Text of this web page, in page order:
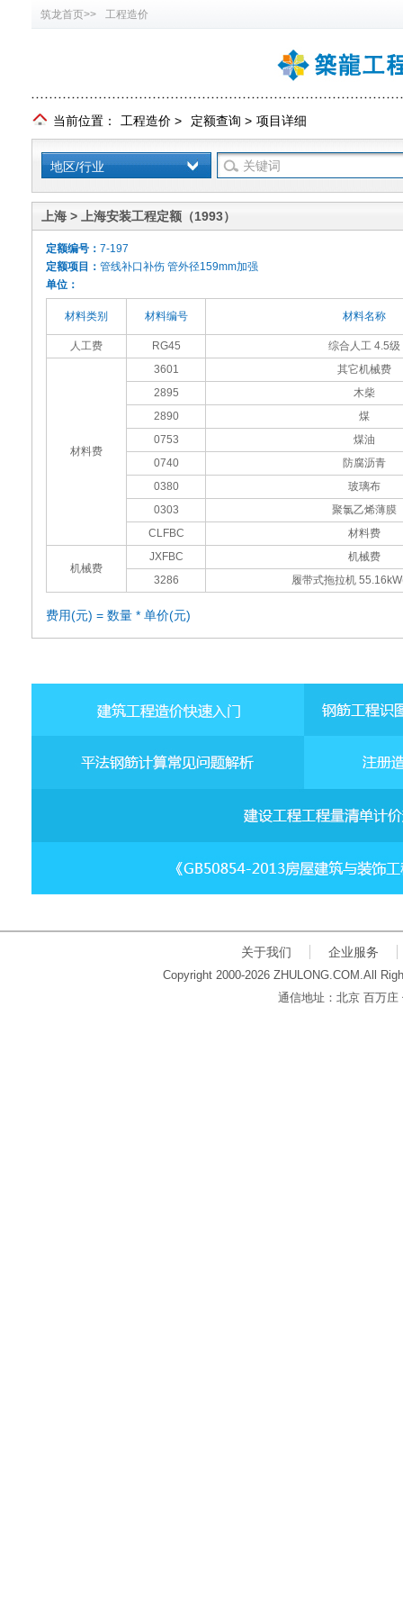
筑龙首页>> 工程造价
当前位置： 工程造价 > 定额查询 > 项目详细
地区/行业
上海 > 上海安装工程定额（1993）
定额编号： 7-197
定额项目： 管线补口补伤 管外径159mm加强
单位：
材料类别 材料编号 材料名称
人工费 RG45 综合人工 4.5级
材料费
3601
其它机械费
2895
木柴
2890
煤
0753
煤油
0740
防腐沥青
0380
玻璃布
0303
聚氯乙烯薄膜
CLFBC
材料费
机械费
JXFBC
机械费
3286
履带式拖拉机
费用(元) = 数量 * 单价(元)
关于我们 企业服务
Copyright 2000-2026 ZHULONG.COM.All
通信地址：北京 百万